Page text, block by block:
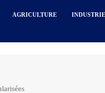
AGRICULTURE INDUSTRIE